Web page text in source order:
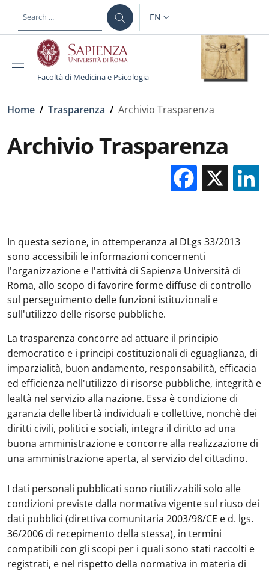
LANGUAGE SWITCHER:
EN
Facoltà di Medicina e Psicologia
Breadcrumb
Home / Trasparenza / Archivio Trasparenza
Archivio Trasparenza
X
In questa sezione, in ottemperanza al DLgs 33/2013
sono accessibili le informazioni concernenti
l'organizzazione e l'attività di Sapienza Università di
Roma, allo scopo di favorire forme diffuse di controllo
sul perseguimento delle funzioni istituzionali e
sull'utilizzo delle risorse pubbliche.
La trasparenza concorre ad attuare il principio
democratico e i principi costituzionali di eguaglianza, di
imparzialità, buon andamento, responsabilità, efficacia
ed efficienza nell'utilizzo di risorse pubbliche, integrità e
lealtà nel servizio alla nazione. Essa è condizione di
garanzia delle libertà individuali e collettive, nonchè dei
diritti civili, politici e sociali, integra il diritto ad una
buona amministrazione e concorre alla realizzazione di
una amministrazione aperta, al servizio del cittadino.
I dati personali pubblicati sono riutilizzabili solo alle
condizioni previste dalla normativa vigente sul riuso dei
dati pubblici (direttiva comunitaria 2003/98/CE e d. lgs.
36/2006 di recepimento della stessa), in termini
compatibili con gli scopi per i quali sono stati raccolti e
registrati, e nel rispetto della normativa in materia di